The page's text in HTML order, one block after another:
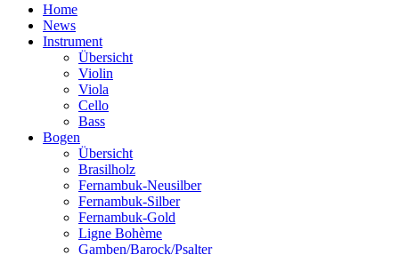
Home
News
Instrument
Übersicht
Violin
Viola
Cello
Bass
Bogen
Übersicht
Brasilholz
Fernambuk-Neusilber
Fernambuk-Silber
Fernambuk-Gold
Ligne Bohème
Gamben/Barock/Psalter